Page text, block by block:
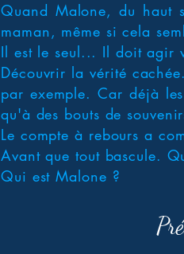
Quand Malone, du haut
maman, même si cela
Il est le seul... Il doit agir
Découvrir la vérité
par exemple. Car déjà
qu'à des bouts de
Le compte à rebours a
Avant que tout bascule.
Qui est Malone ?